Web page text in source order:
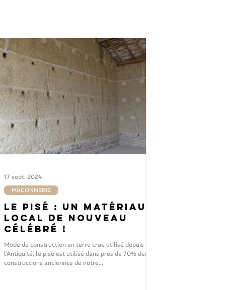
Le pisé : un matériau
local de nouveau
célébré !
Mode de construction en terre crue utilisé depuis
l’Antiquité, le pisé est utilisé dans près de 70% des
constructions anciennes de notre...
MAÇONNERIE
17 sept. 2024